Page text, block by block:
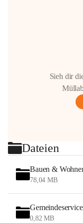
Sieh dir
Dateien
Bauen &
78,04 MB
Gemeindeservice
0,82 MB